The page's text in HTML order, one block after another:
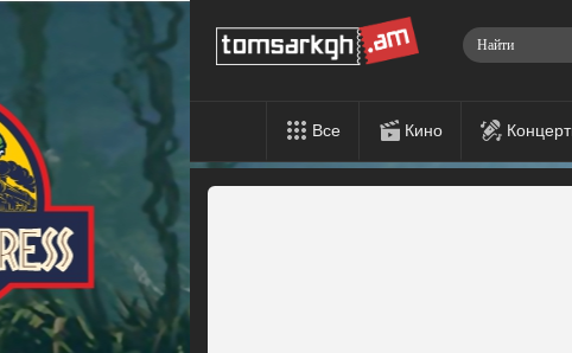
Все Кино